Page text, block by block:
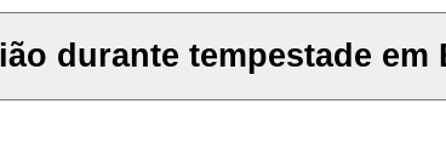
durante tempestade em